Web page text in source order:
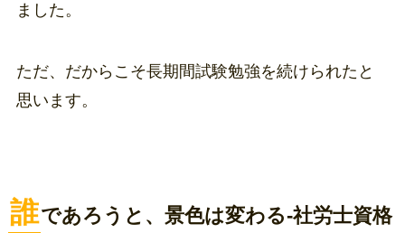
ました。
ただ、だからこそ長期間試験勉強を続けられたと
思います。
誰であろうと、景色は変わる-社労士資格